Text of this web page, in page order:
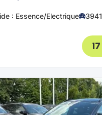
: Essence/Electrique